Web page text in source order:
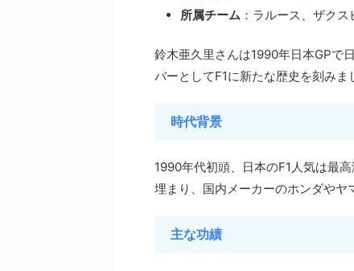
所属チーム ：ラルース、ザク
鈴木亜久里さんは1990年日本GPで
バーとしてF1に新たな歴史を刻みま
時代背景
1990年代初頭、日本のF1人気は最
埋まり、国内メーカーのホンダやヤ
主な功績